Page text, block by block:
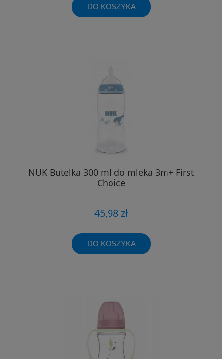
DO KOSZYKA
NUK Butelka 300 ml do mleka 3m+ First
Choice
45,98 zł
DO KOSZYKA